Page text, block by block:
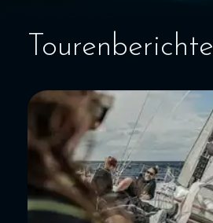
Tourenberichte